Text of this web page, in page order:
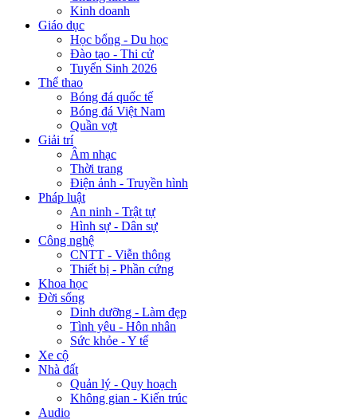
Kinh doanh
Giáo dục
Học bổng - Du học
Đào tạo - Thi cử
Tuyển Sinh 2026
Thể thao
Bóng đá quốc tế
Bóng đá Việt Nam
Quần vợt
Giải trí
Âm nhạc
Thời trang
Điện ảnh - Truyền hình
Pháp luật
An ninh - Trật tự
Hình sự - Dân sự
Công nghệ
CNTT - Viễn thông
Thiết bị - Phần cứng
Khoa học
Đời sống
Dinh dưỡng - Làm đẹp
Tình yêu - Hôn nhân
Sức khỏe - Y tế
Xe cộ
Nhà đất
Quản lý - Quy hoạch
Không gian - Kiến trúc
Audio